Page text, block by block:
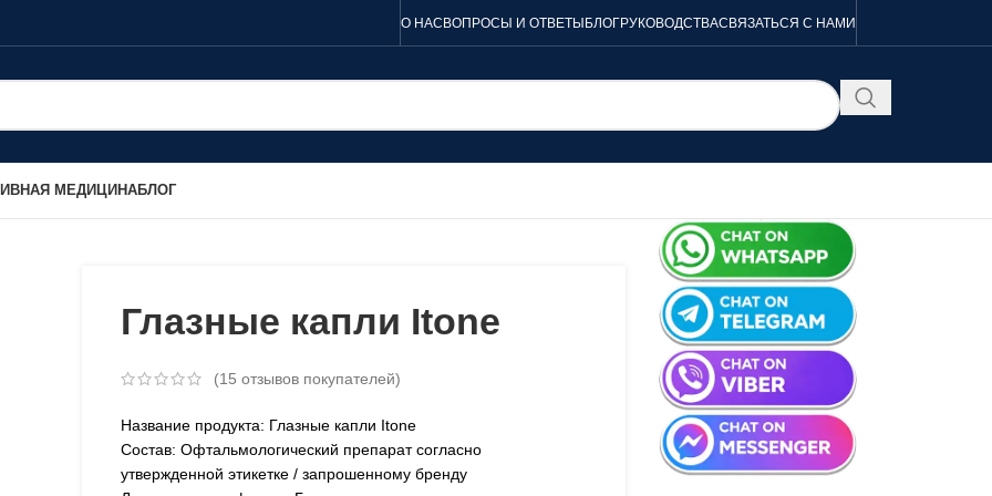
О НАСВОПРОСЫ И ОТВЕТЫБЛОГРУКОВОДСТВАСВЯЗАТЬСЯ С НАМИ
МЕДИЦИНАБЛОГ
Глазные капли Itone
(15 отзывов покупателей)
Название продукта: Глазные капли Itone
Состав: Офтальмологический препарат согласно
утвержденной этикетке / запрошенному бренду